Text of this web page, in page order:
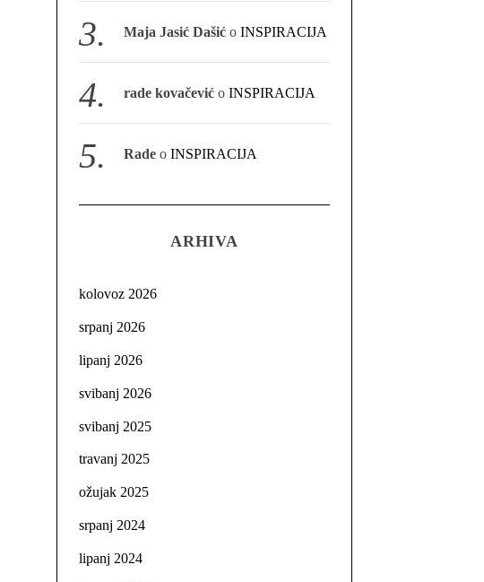
Maja Jasić Dašić oINSPIRACIJA
rade kovačević oINSPIRACIJA
Rade oINSPIRACIJA
ARHIVA
kolovoz 2026
srpanj 2026
lipanj 2026
svibanj 2026
svibanj 2025
travanj 2025
ožujak 2025
srpanj 2024
lipanj 2024